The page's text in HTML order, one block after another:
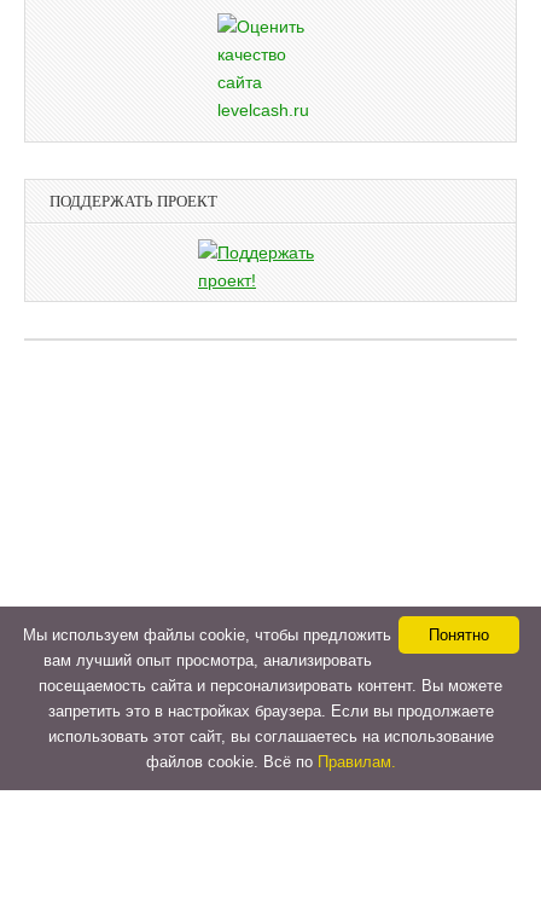
ПОДДЕРЖАТЬ ПРОЕКТ
Понятно
Мы используем файлы cookie, чтобы предложить
вам лучший опыт просмотра, анализировать
посещаемость сайта и персонализировать контент. Вы можете
запретить это в настройках браузера. Если вы продолжаете
использовать этот сайт, вы соглашаетесь на использование
файлов cookie. Всё по Правилам.